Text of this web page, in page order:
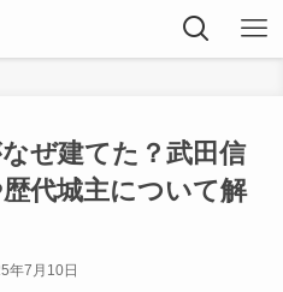
ぜ建てた？武田信
代城主について解
年7月10日